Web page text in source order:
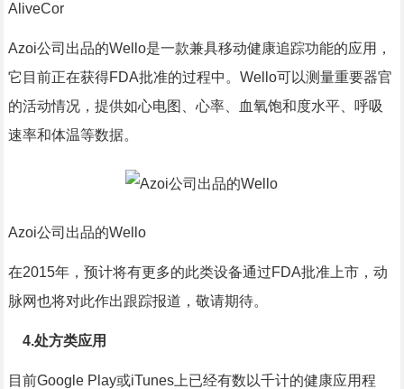
AliveCor
Azoi公司出品的Wello是一款兼具移动健康追踪功能的应用，
它目前正在获得FDA批准的过程中。Wello可以测量重要器官
的活动情况，提供如心电图、心率、血氧饱和度水平、呼吸
速率和体温等数据。
Azoi公司出品的Wello
在2015年，预计将有更多的此类设备通过FDA批准上市，动
脉网也将对此作出跟踪报道，敬请期待。
4.处方类应用
目前Google Play或iTunes上已经有数以千计的健康应用程